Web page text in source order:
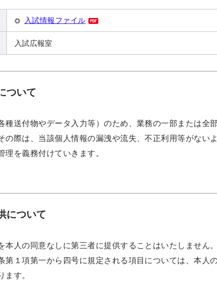
入試情報ファイル
入試広報室
ついて
種送付物やデータ入力等）のため、業務の一部または全
の際は、当該個人情報の漏洩や流失、不正利用等がない
理を義務付けていきます。
について
本人の同意なしに第三者に提供することはいたしません
第１項第一から四号に規定される項目については、本人
ます。